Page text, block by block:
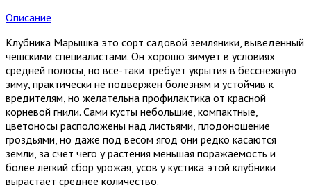
Описание
Клубника Марышка это сорт садовой земляники, выведенный
чешскими специалистами. Он хорошо зимует в условиях
средней полосы, но все-таки требует укрытия в бесснежную
зиму, практически не подвержен болезням и устойчив к
вредителям, но желательна профилактика от красной
корневой гнили. Сами кусты небольшие, компактные,
цветоносы расположены над листьями, плодоношение
гроздьями, но даже под весом ягод они редко касаются
земли, за счет чего у растения меньшая поражаемость и
более легкий сбор урожая, усов у кустика этой клубники
вырастает среднее количество.